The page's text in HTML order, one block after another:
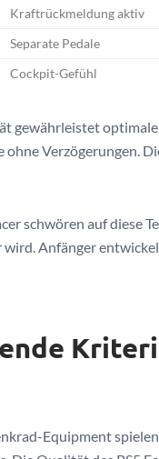
Kraftrückmeldung aktiv
Separate Pedale
Cockpit-Gefühl
gewährleistet
Verzögerungen.
schwören auf diese
Anfänger
Equipment